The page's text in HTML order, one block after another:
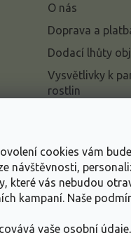
cookies vám
návštěvnosti,
které vás nebudou
kampaní. Naše
vaše osobní
O nás
Doprava a
Dodací lhůty
Vysvětlivky k
rostlin
Informace o
údajů
Obchodní